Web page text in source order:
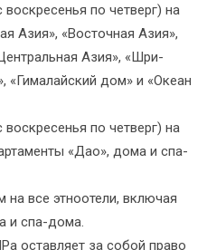
по четверг) на
Азия», «Восточная Азия»,
Азия», «Шри-
«Гималайский дом» и «Океан
по четверг) на
«Дао», дома и спа-
все этноотели, включая
и спа-дома.
оставляет за собой право